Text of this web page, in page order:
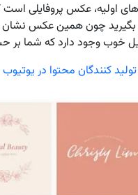
اولیه، عکس پروفایلی
بگیرید چون همین عکس
خوب وجود دارد که شما بر